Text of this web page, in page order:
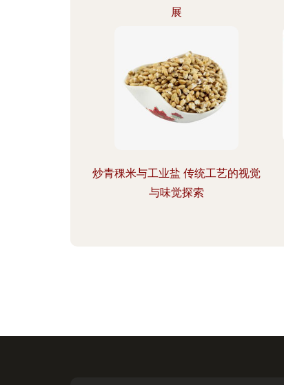
展
炒青稞米与工业盐 传统工艺的视觉
与味觉探索